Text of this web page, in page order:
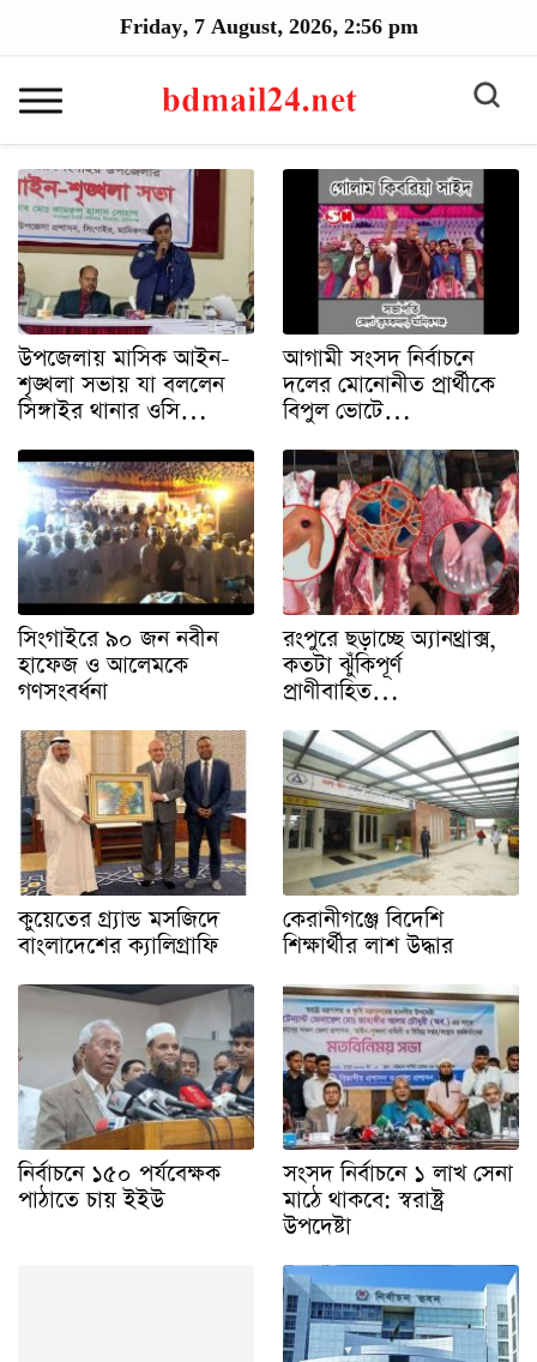
Friday, 7 August, 2026, 2:56 pm
উপজেলায় মাসিক আইন-
শৃঙ্খলা সভায় যা বললেন
সিঙ্গাইর থানার ওসি…
আগামী সংসদ নির্বাচনে
দলের মোনোনীত প্রার্থীকে
বিপুল ভোটে…
সিংগাইরে ৯০ জন নবীন
হাফেজ ও আলেমকে
গণসংবর্ধনা
রংপুরে ছড়াচ্ছে অ্যানথ্রাক্স,
কতটা ঝুঁকিপূর্ণ
প্রাণীবাহিত…
কুয়েতের গ্র্যান্ড মসজিদে
বাংলাদেশের ক্যালিগ্রাফি
কেরানীগঞ্জে বিদেশি
শিক্ষার্থীর লাশ উদ্ধার
নির্বাচনে ১৫০ পর্যবেক্ষক
পাঠাতে চায় ইইউ
সংসদ নির্বাচনে ১ লাখ সেনা
মাঠে থাকবে: স্বরাষ্ট্র
উপদেষ্টা